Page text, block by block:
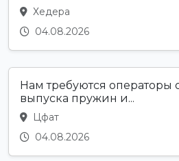
Хедера
04.08.2026
Нам требуются операторы
выпуска пружин и...
Цфат
04.08.2026